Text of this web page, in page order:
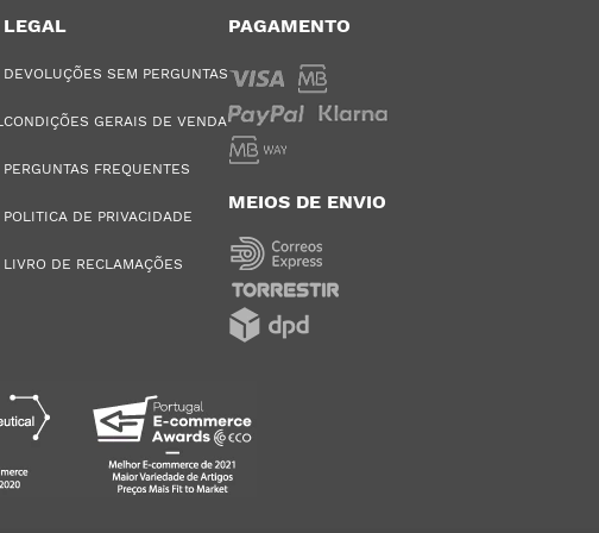
LEGAL
DEVOLUÇÕES SEM PERGUNTAS
CONDIÇÕES GERAIS DE VENDA
PERGUNTAS FREQUENTES
POLITICA DE PRIVACIDADE
LIVRO DE RECLAMAÇÕES
PAGAMENTO
MEIOS DE ENVIO